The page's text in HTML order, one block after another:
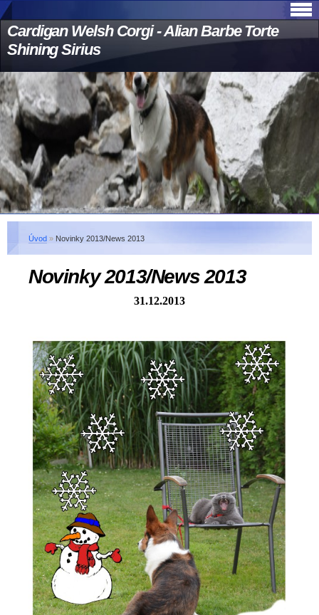
Cardigan Welsh Corgi - Alian Barbe Torte
Shining Sirius
Úvod » Novinky 2013/News 2013
Novinky 2013/News 2013
31.12.2013